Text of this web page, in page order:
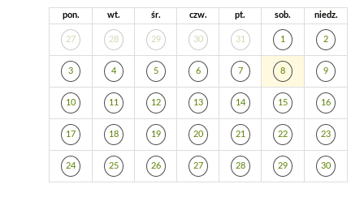
pon. wt. śr. czw. pt. sob. niedz.
27 28 29 30 31 1 2
3 4 5 6 7 8 9
10 11 12 13 14 15 16
17 18 19 20 21 22 23
24 25 26 27 28 29 30